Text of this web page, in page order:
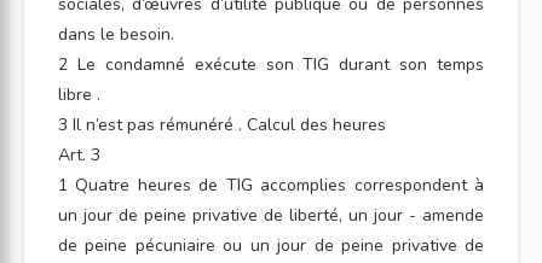
dans le besoin.
2 Le condamné exécute son TIG durant son temps
libre .
3 Il n’est pas rémunéré . Calcul des heures
Art. 3
1 Quatre heures de TIG accomplies correspondent à
un jour de peine privative de liberté, un jour - amende
de peine pécuniaire ou un jour de peine privative de